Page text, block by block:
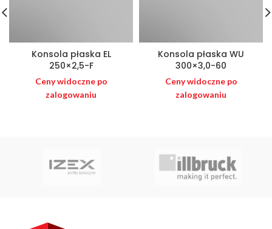
Konsola płaska EL
250×2,5-F
Ceny widoczne po
zalogowaniu
Konsola płaska WU
300×3,0-60
Ceny widoczne po
zalogowaniu